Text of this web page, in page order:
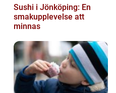
Sushi i Jönköping: En
smakupplevelse att
minnas